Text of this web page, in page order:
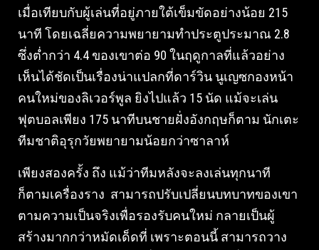
เมื่อเทียบกับผู้เล่นที่อยู่ภายใต้เข็มขัดอย่างน้อย 215
นาที โดยเฉลี่ยความพยายามทำประตูประมาณ 2.8
ซึ่งต่ำกว่า 4.4 ของเขาต่อ 90 ในฤดูกาลที่แล้วอย่าง
เห็นได้ชัดเป็นเรื่องน่าแปลกที่ดาร์วิน นูเญซกองหน้า
คนใหม่ของลิเวอร์พูล ยิงไปแล้ว 15 นัด แม้จะเล่น
ฟุตบอลเพียง 175 นาทีบนชายฝั่งอังกฤษก็ตาม นักเตะ
ทีมชาติอุรุกวัยพยายามน้อยกว่าซาลาห์
เพียงสองครั้ง ถึง แม้ว่าทีมหลังจะลงเล่นทุกนาที
ก็ตามเครื่องราง สามารถปรับเปลี่ยนบทบาทของเขา
ตามความเป็นจริงเพื่อรองรับคนใหม่ กลายเป็นผู้
สร้างมากกว่าหมัดเด็ดที่ เพราะตอนนี้ สามารถวาง